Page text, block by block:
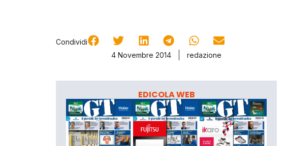
Condividi
4 Novembre 2014
redazione
EDICOLA WEB